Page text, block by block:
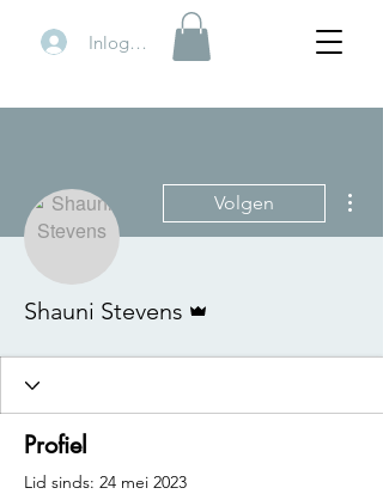
Inloggen
Volgen
Shauni Stevens
Profiel
Lid sinds: 24 mei 2023